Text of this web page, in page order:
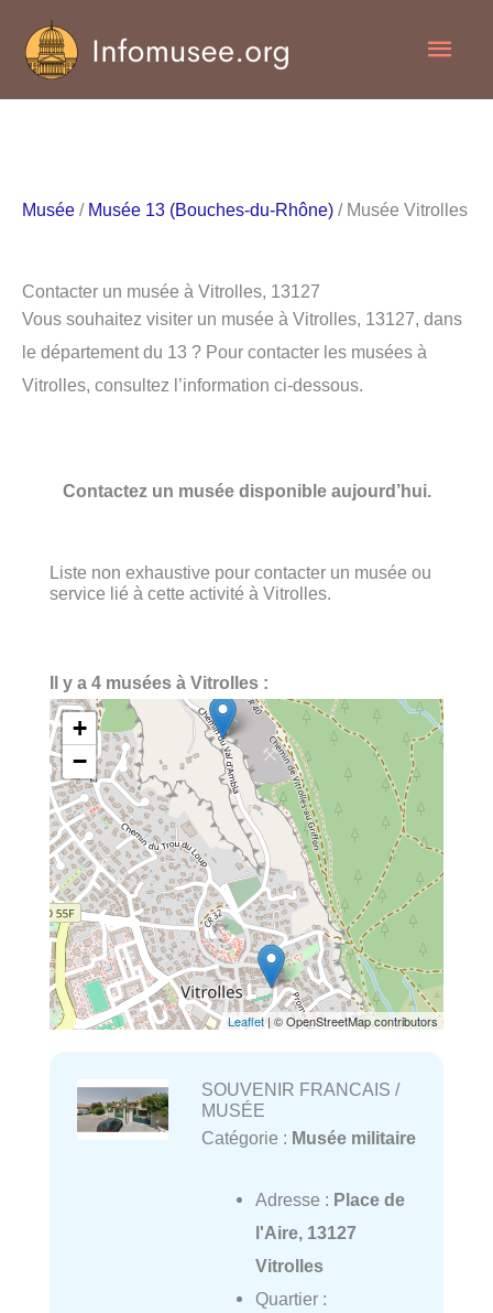
contenu
Musée / Musée 13 (Bouches-du-Rhône) / Musée Vitrolles
Contacter un musée à Vitrolles, 13127
Vous souhaitez visiter un musée à Vitrolles, 13127, dans
le département du 13 ? Pour contacter les musées à
Vitrolles, consultez l’information ci-dessous.
Contactez un musée disponible aujourd’hui.
Liste non exhaustive pour contacter un musée ou
service lié à cette activité à Vitrolles.
Il y a 4 musées à Vitrolles :
+
−
Leaflet| © OpenStreetMap contributors
SOUVENIR FRANCAIS /
MUSÉE
Catégorie : Musée militaire
Adresse : Place de
l'Aire, 13127
Vitrolles
Quartier :